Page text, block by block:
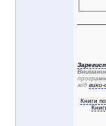
ж/д вики-
Книги